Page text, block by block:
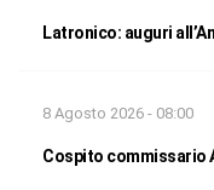
Latronico: auguri
8 Agosto 2026 - 08:00
Cospito commissario